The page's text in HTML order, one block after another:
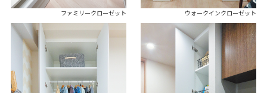
ファミリークローゼット ウォークインクローゼット